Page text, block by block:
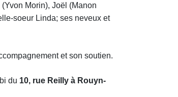
Morin), Joël (Manon
soeur Linda; ses neveux et
et son soutien.
du 10, rue Reilly à Rouyn-